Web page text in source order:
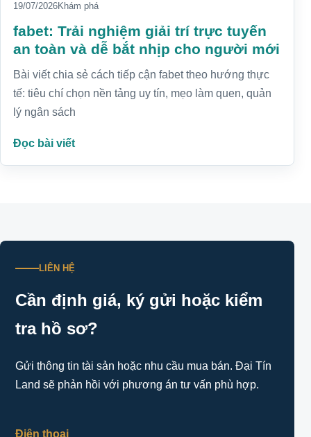
19/07/2026Khám phá
fabet: Trải nghiệm giải trí trực tuyến
an toàn và dễ bắt nhịp cho người mới
Bài viết chia sẻ cách tiếp cận fabet theo hướng thực
tế: tiêu chí chọn nền tảng uy tín, mẹo làm quen, quản
lý ngân sách
Đọc bài viết
LIÊN HỆ
Cần định giá, ký gửi hoặc kiểm
tra hồ sơ?
Gửi thông tin tài sản hoặc nhu cầu mua bán. Đại Tín
Land sẽ phản hồi với phương án tư vấn phù hợp.
Điện thoại